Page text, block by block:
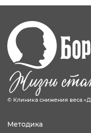
© Клиника снижения веса
Методика